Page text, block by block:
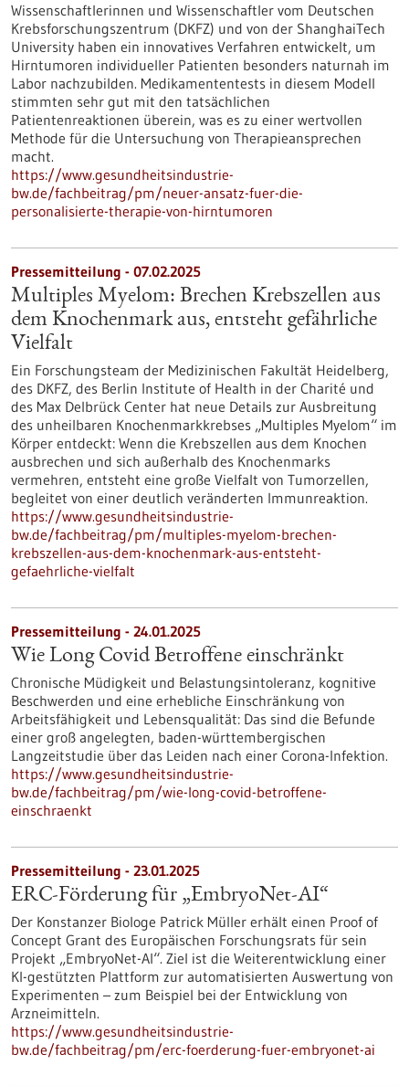
Wissenschaftlerinnen und Wissenschaftler vom Deutschen
Krebsforschungszentrum (DKFZ) und von der ShanghaiTech
University haben ein innovatives Verfahren entwickelt, um
Hirntumoren individueller Patienten besonders naturnah im
Labor nachzubilden. Medikamententests in diesem Modell
stimmten sehr gut mit den tatsächlichen
Patientenreaktionen überein, was es zu einer wertvollen
Methode für die Untersuchung von Therapieansprechen
macht.
https://www.gesundheitsindustrie-
bw.de/fachbeitrag/pm/neuer-ansatz-fuer-die-
personalisierte-therapie-von-hirntumoren
Pressemitteilung - 07.02.2025
Multiples Myelom: Brechen Krebszellen aus
dem Knochenmark aus, entsteht gefährliche
Vielfalt
Ein Forschungsteam der Medizinischen Fakultät Heidelberg,
des DKFZ, des Berlin Institute of Health in der Charité und
des Max Delbrück Center hat neue Details zur Ausbreitung
des unheilbaren Knochenmarkkrebses „Multiples Myelom“ im
Körper entdeckt: Wenn die Krebszellen aus dem Knochen
ausbrechen und sich außerhalb des Knochenmarks
vermehren, entsteht eine große Vielfalt von Tumorzellen,
begleitet von einer deutlich veränderten Immunreaktion.
https://www.gesundheitsindustrie-
bw.de/fachbeitrag/pm/multiples-myelom-brechen-
krebszellen-aus-dem-knochenmark-aus-entsteht-
gefaehrliche-vielfalt
Pressemitteilung - 24.01.2025
Wie Long Covid Betroffene einschränkt
Chronische Müdigkeit und Belastungsintoleranz, kognitive
Beschwerden und eine erhebliche Einschränkung von
Arbeitsfähigkeit und Lebensqualität: Das sind die Befunde
einer groß angelegten, baden-württembergischen
Langzeitstudie über das Leiden nach einer Corona-Infektion.
https://www.gesundheitsindustrie-
bw.de/fachbeitrag/pm/wie-long-covid-betroffene-
einschraenkt
Pressemitteilung - 23.01.2025
ERC-Förderung für „EmbryoNet-AI“
Der Konstanzer Biologe Patrick Müller erhält einen Proof of
Concept Grant des Europäischen Forschungsrats für sein
Projekt „EmbryoNet-AI“. Ziel ist die Weiterentwicklung einer
KI-gestützten Plattform zur automatisierten Auswertung von
Experimenten – zum Beispiel bei der Entwicklung von
Arzneimitteln.
https://www.gesundheitsindustrie-
bw.de/fachbeitrag/pm/erc-foerderung-fuer-embryonet-ai